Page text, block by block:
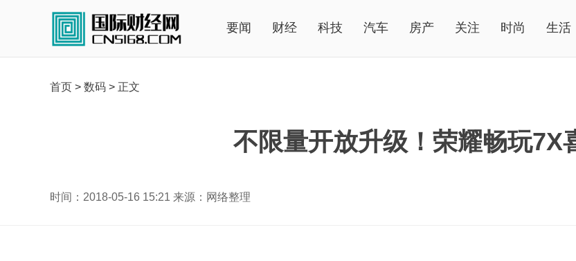
要闻 财经 科技 汽车 房产 关注 时尚 生活
首页 > 数码 > 正文
不限量开放升级！荣耀畅玩7X
时间：2018-05-16 15:21 来源：网络整理